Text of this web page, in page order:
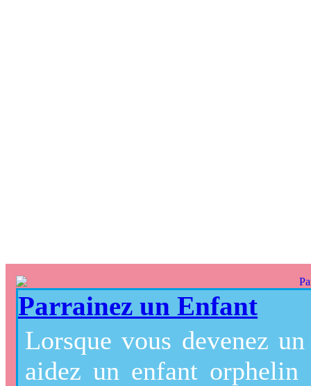
Parrainez un Enfant
Lorsque vous devenez
aidez un enfant